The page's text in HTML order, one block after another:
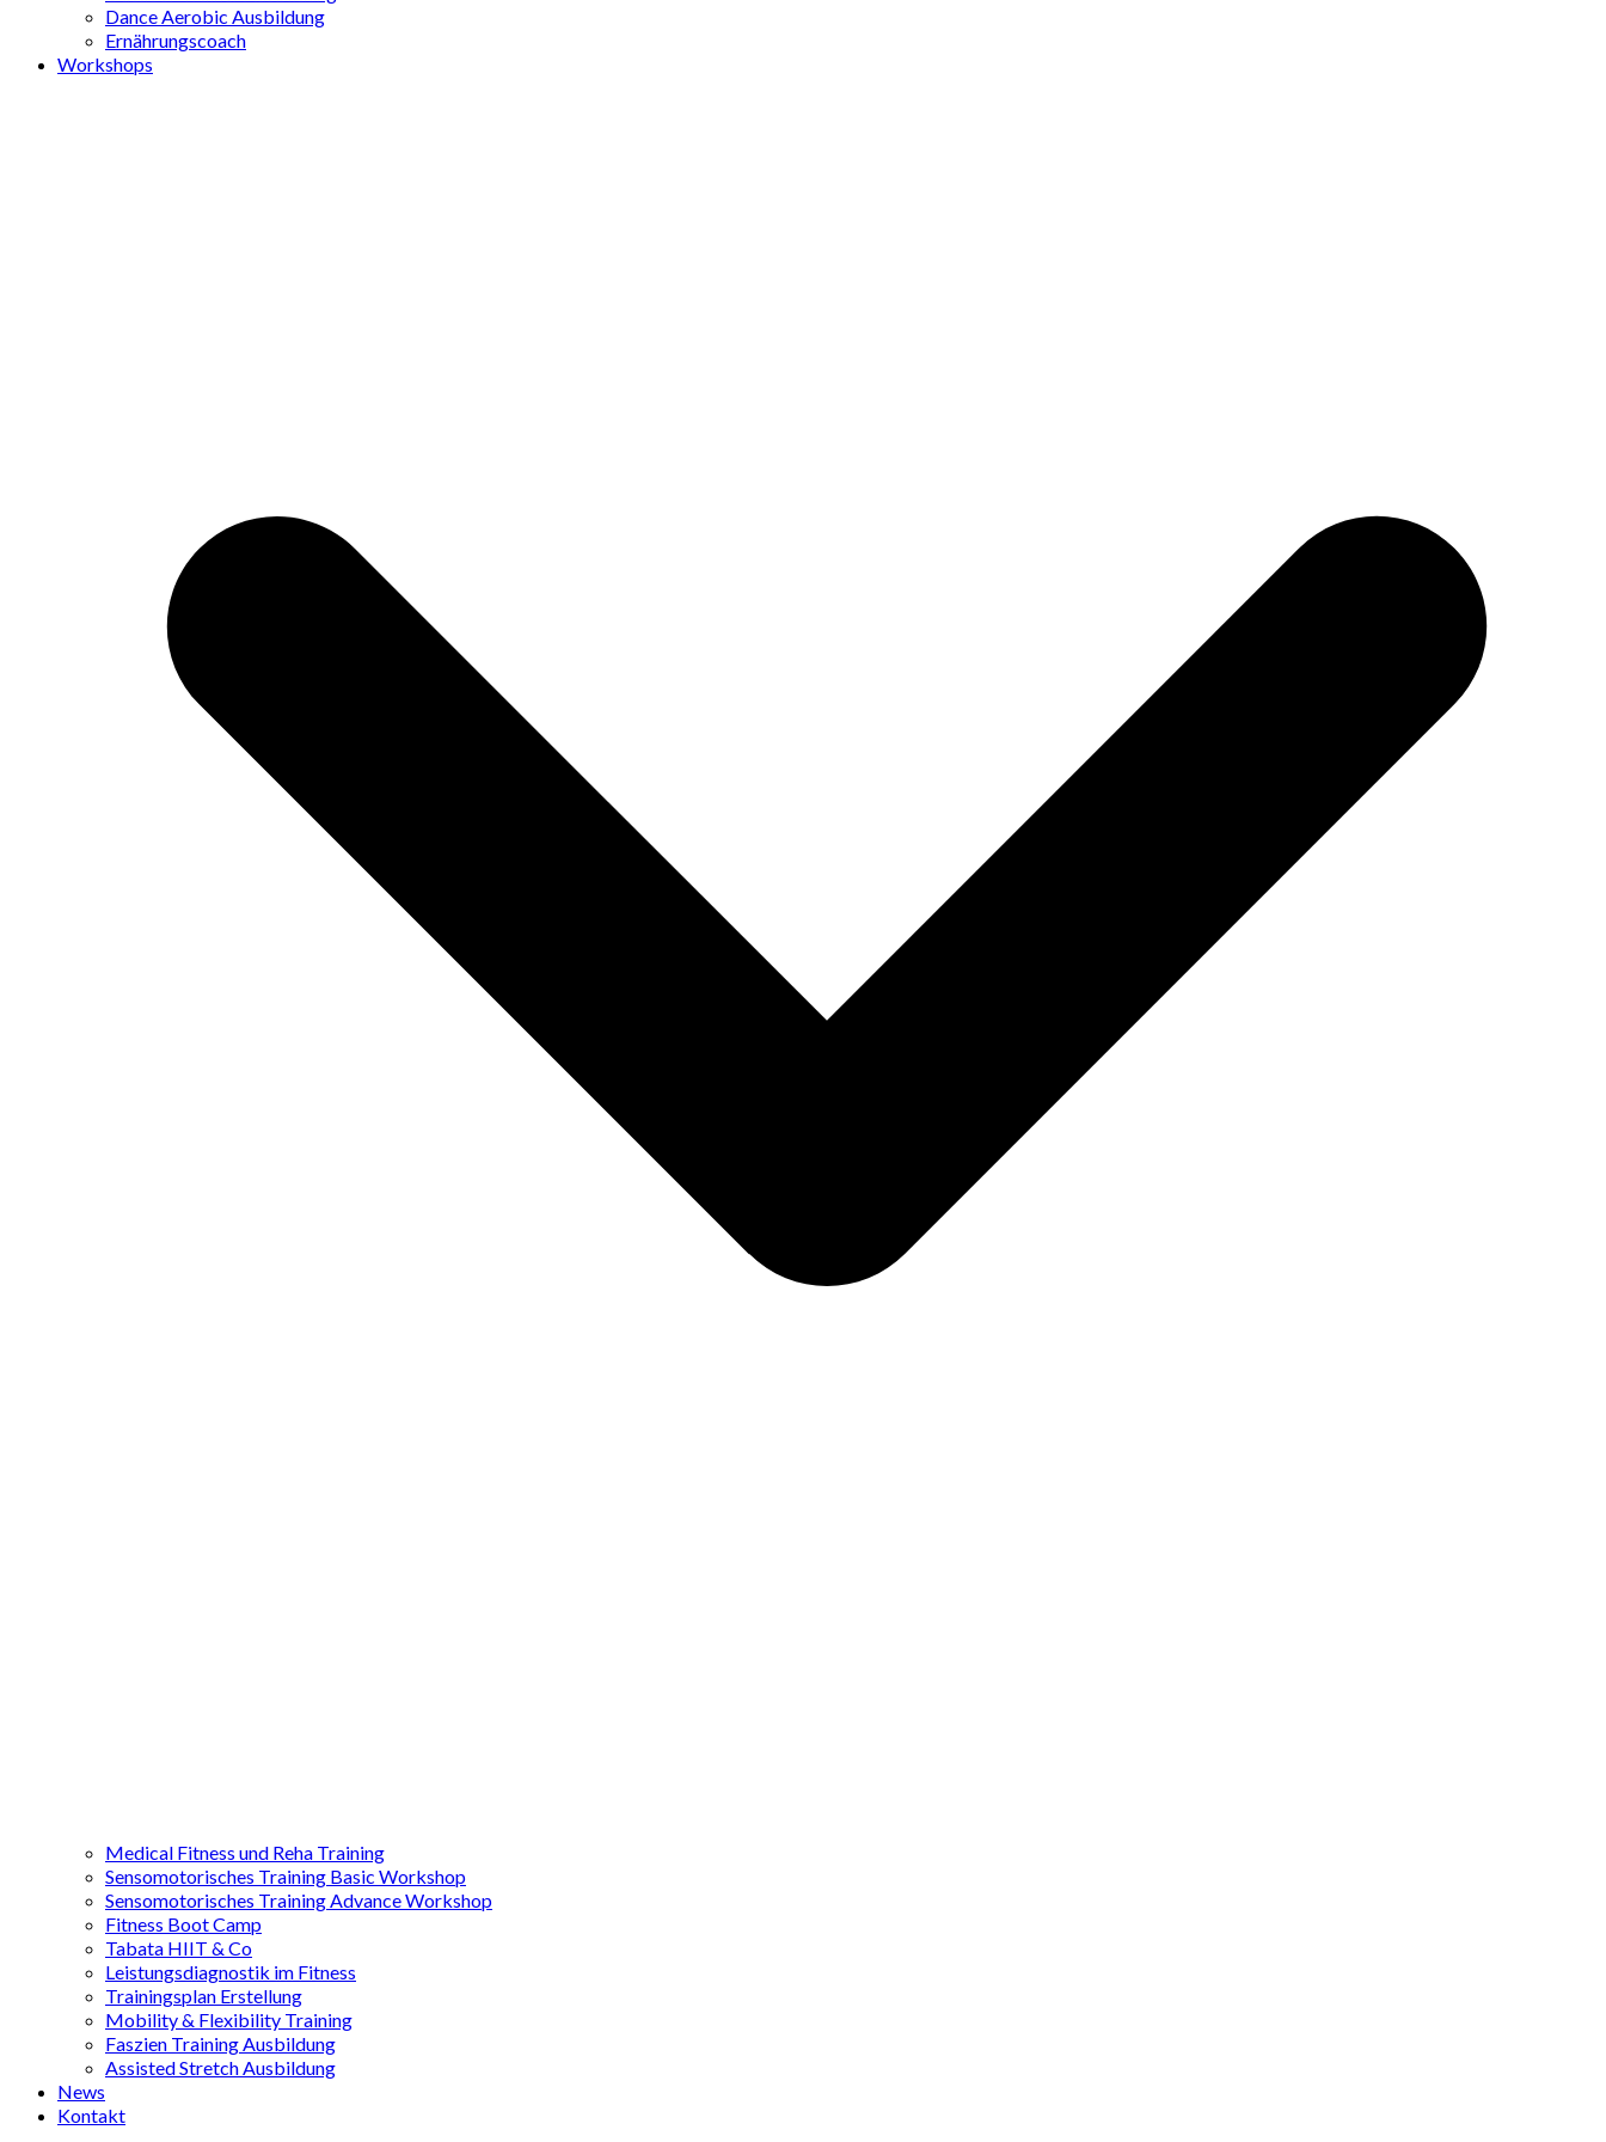
Dance Aerobic Ausbildung
Ernährungscoach
Workshops
Medical Fitness und Reha Training
Sensomotorisches Training Basic Workshop
Sensomotorisches Training Advance Workshop
Fitness Boot Camp
Tabata HIIT & Co
Leistungsdiagnostik im Fitness
Trainingsplan Erstellung
Mobility & Flexibility Training
Faszien Training Ausbildung
Assisted Stretch Ausbildung
News
Kontakt